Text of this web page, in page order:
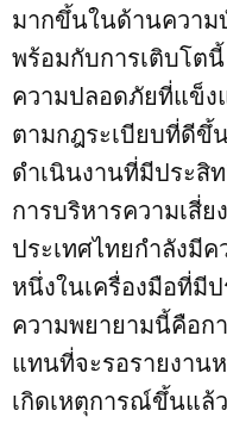
มากขึ้นในด้านความ
พร้อมกับการเติบโต
ความปลอดภัยที่แข็ง
ตามกฎระเบียบที่ดีขึ้
ดำเนินงานที่มีประสิ
การบริหารความเสี่
ประเทศไทยกำลังมี
หนึ่งในเครื่องมือที่มี
ความพยายามนี้คือก
แทนที่จะรอรายงาน
เกิดเหตุการณ์ขึ้นแล้